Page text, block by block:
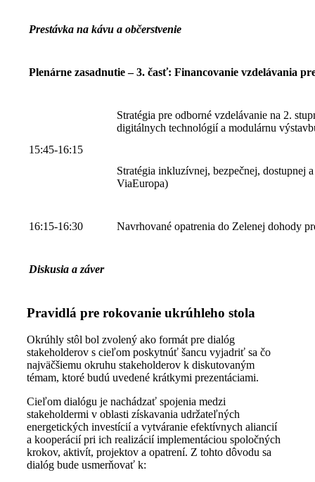
Prestávka na kávu a občerstvenie
Plenárne zasadnutie – 3. časť: Financovanie vzdelávania
15:45-16:15
Stratégia pre odborné vzdelávanie na 2.
digitálnych technológií a modulárnu
Stratégia inkluzívnej, bezpečnej, dostupnej
ViaEuropa)
16:15-16:30 Navrhované opatrenia do Zelenej dohody
Diskusia a záver
Pravidlá pre rokovanie ukrúhleho stola
Okrúhly stôl bol zvolený ako formát pre dialóg
stakeholderov s cieľom poskytnúť šancu vyjadriť sa čo
najväčšiemu okruhu stakeholderov k diskutovaným
témam, ktoré budú uvedené krátkymi prezentáciami.
Cieľom dialógu je nachádzať spojenia medzi
stakeholdermi v oblasti získavania udržateľných
energetických investícií a vytváranie efektívnych aliancií
a kooperácií pri ich realizácií implementáciou spoločných
krokov, aktivít, projektov a opatrení. Z tohto dôvodu sa
dialóg bude usmerňovať k: